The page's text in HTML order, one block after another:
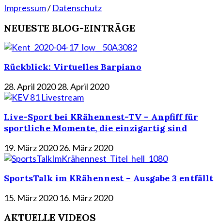
Impressum/ Datenschutz
NEUESTE BLOG-EINTRÄGE
Rückblick: Virtuelles Barpiano
28. April 202028. April 2020
Live-Sport bei KRähennest-TV – Anpfiff für
sportliche Momente, die einzigartig sind
19. März 202026. März 2020
SportsTalk im KRähennest – Ausgabe 3 entfällt
15. März 2020 16. März 2020
AKTUELLE VIDEOS